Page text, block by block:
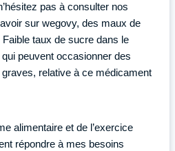
pas à consulter nos
sur wegovy, des maux de
Faible taux de sucre dans le
peuvent occasionner des
relative à ce médicament
alimentaire et de l’exercice
répondre à mes besoins